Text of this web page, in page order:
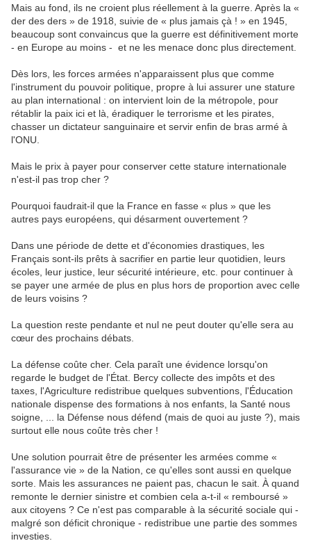
Mais au fond, ils ne croient plus réellement à la guerre. Après la «
der des ders » de 1918, suivie de « plus jamais çà ! » en 1945,
beaucoup sont convaincus que la guerre est définitivement morte
- en Europe au moins - et ne les menace donc plus directement.
Dès lors, les forces armées n'apparaissent plus que comme
l'instrument du pouvoir politique, propre à lui assurer une stature
au plan international : on intervient loin de la métropole, pour
rétablir la paix ici et là, éradiquer le terrorisme et les pirates,
chasser un dictateur sanguinaire et servir enfin de bras armé à
l'ONU.
Mais le prix à payer pour conserver cette stature internationale
n'est-il pas trop cher ?
Pourquoi faudrait-il que la France en fasse « plus » que les
autres pays européens, qui désarment ouvertement ?
Dans une période de dette et d'économies drastiques, les
Français sont-ils prêts à sacrifier en partie leur quotidien, leurs
écoles, leur justice, leur sécurité intérieure, etc. pour continuer à
se payer une armée de plus en plus hors de proportion avec celle
de leurs voisins ?
La question reste pendante et nul ne peut douter qu'elle sera au
cœur des prochains débats.
La défense coûte cher. Cela paraît une évidence lorsqu'on
regarde le budget de l'État. Bercy collecte des impôts et des
taxes, l'Agriculture redistribue quelques subventions, l'Éducation
nationale dispense des formations à nos enfants, la Santé nous
soigne, ... la Défense nous défend (mais de quoi au juste ?), mais
surtout elle nous coûte très cher !
Une solution pourrait être de présenter les armées comme «
l'assurance vie » de la Nation, ce qu'elles sont aussi en quelque
sorte. Mais les assurances ne paient pas, chacun le sait. À quand
remonte le dernier sinistre et combien cela a-t-il « remboursé »
aux citoyens ? Ce n'est pas comparable à la sécurité sociale qui -
malgré son déficit chronique - redistribue une partie des sommes
investies.